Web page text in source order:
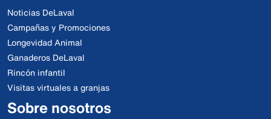
Noticias DeLaval
Campañas y Promociones
Longevidad Animal
Ganaderos DeLaval
Rincón infantil
Visitas virtuales a granjas
Sobre nosotros